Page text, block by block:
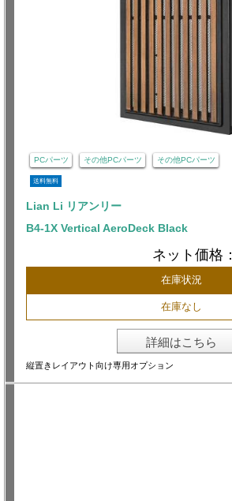
PCパーツ その他PCパーツ その他PCパーツ
送料無料
Lian Li リアンリー
B4-1X Vertical AeroDeck Black
ネット価格：
在庫状況
在庫なし
詳細はこちら
縦置きレイアウト向け専用オプション